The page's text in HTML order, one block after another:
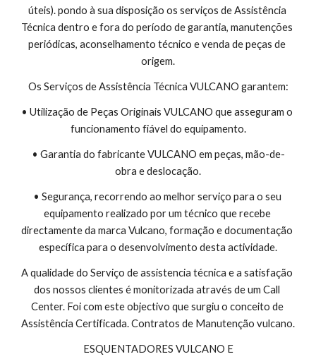
úteis). pondo à sua disposição os serviços de Assistência
Técnica dentro e fora do período de garantia, manutenções
periódicas, aconselhamento técnico e venda de peças de
origem.
Os Serviços de Assistência Técnica VULCANO garantem:
• Utilização de Peças Originais VULCANO que asseguram o
funcionamento fiável do equipamento.
• Garantia do fabricante VULCANO em peças, mão-de-
obra e deslocação.
• Segurança, recorrendo ao melhor serviço para o seu
equipamento realizado por um técnico que recebe
directamente da marca Vulcano, formação e documentação
específica para o desenvolvimento desta actividade.
A qualidade do Serviço de assistencia técnica e a satisfação
dos nossos clientes é monitorizada através de um Call
Center. Foi com este objectivo que surgiu o conceito de
Assistência Certificada. Contratos de Manutenção vulcano.